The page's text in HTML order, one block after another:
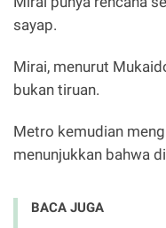
sayap.
Mirai, menurut
bukan tiruan.
Metro kemudian
menunjukkan bahwa
BACA JUGA